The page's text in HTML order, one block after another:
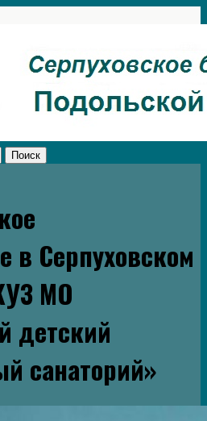
в Серпуховском
МО
детский
санаторий»